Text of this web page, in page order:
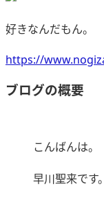
好きなんだもん
https://
ブログの概要
こんばんは。
早川聖来です。